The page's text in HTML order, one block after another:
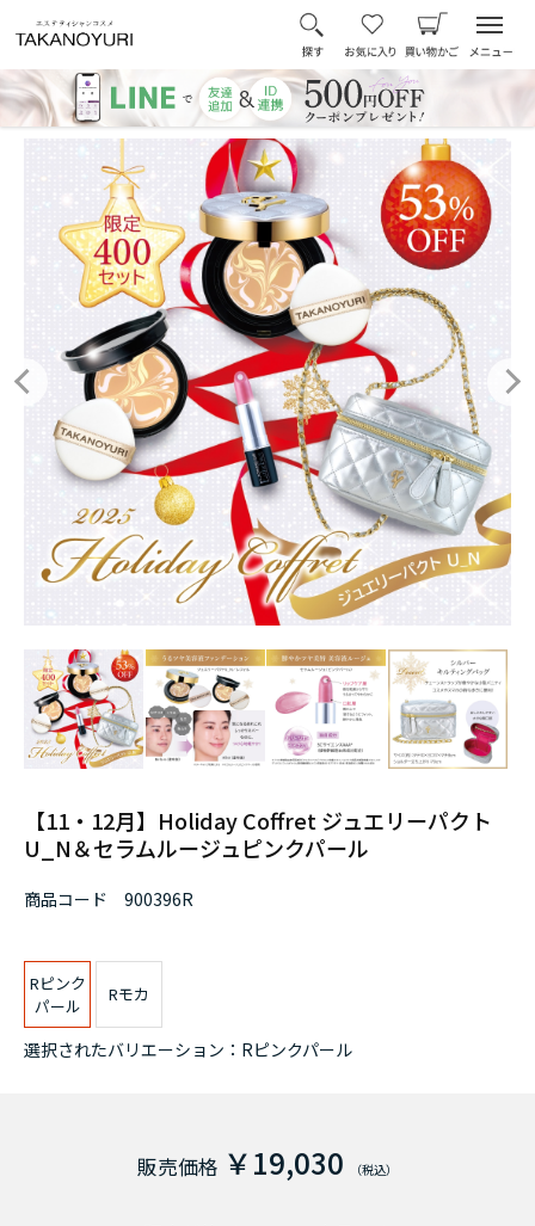
【11・12月】Holiday Coffret ジュエリーパクト
U_N＆セラムルージュピンクパール
￥19,030
商品コード 900396R
Rピンク
パール
Rモカ
選択されたバリエーション：Rピンクパール